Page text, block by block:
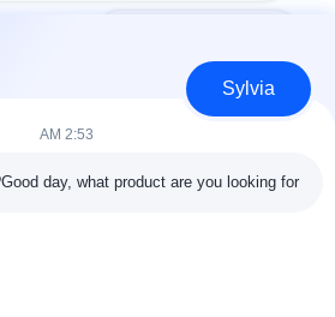
الاتصال السريع
Sylvia
2:53 AM
Good day, what product are you looking for?